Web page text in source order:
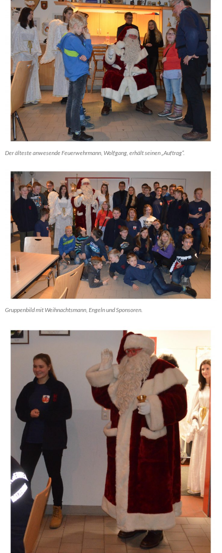
Der älteste anwesende Feuerwehrmann, Wolfgang, erhält seinen „Auftrag“.
Gruppenbild mit Weihnachtsmann, Engeln und Sponsoren.